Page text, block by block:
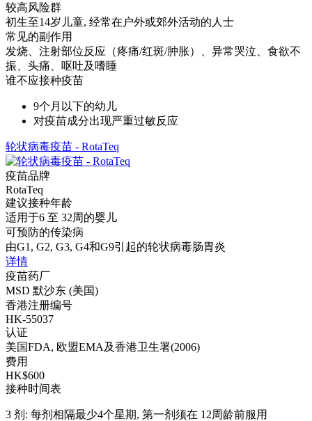
较高风险群
初生至14岁儿童, 经常在户外或郊外活动的人士
常见的副作用
发烧、注射部位反应（疼痛/红斑/肿胀）、异常哭泣、食欲不
振、头痛、呕吐及嗜睡
谁不应接种疫苗
9个月以下的幼儿
对疫苗成分出现严重过敏反应
轮状病毒疫苗 - RotaTeq
疫苗品牌
RotaTeq
建议接种年龄
适用于6 至 32周的婴儿
可预防的传染病
由G1, G2, G3, G4和G9引起的轮状病毒肠胃炎
详情
疫苗药厂
MSD 默沙东 (美国)
香港注册编号
HK-55037
认证
美国FDA, 欧盟EMA及香港卫生署(2006)
费用
HK$600
接种时间表
3 剂: 每剂相隔最少4个星期, 第一剂须在 12周龄前服用